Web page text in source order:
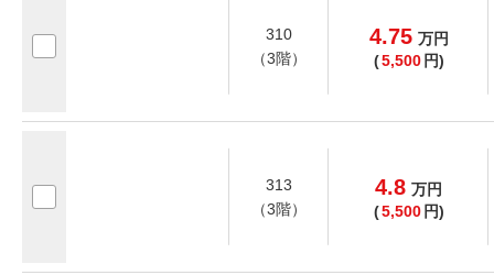
310
（3階）
4.75 万円
(5,500 円)
313
（3階）
4.8 万円
(5,500 円)